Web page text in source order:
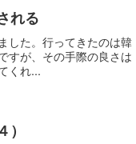
れる
した。行ってきたのは韓
すが、その手際の良さは
くれ...